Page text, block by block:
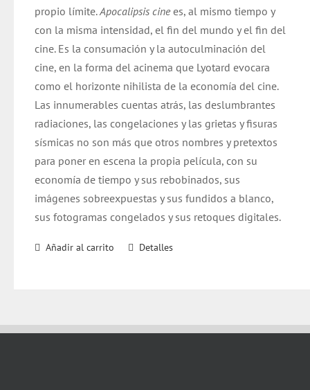
propio límite.Apocalipsis cinees, al mismo tiempo y
con la misma intensidad, el fin del mundo y el fin del
cine. Es la consumación y la autoculminación del
cine, en la forma del acinema que Lyotard evocara
como el horizonte nihilista de la economía del cine.
Las innumerables cuentas atrás, las deslumbrantes
radiaciones, las congelaciones y las grietas y fisuras
sísmicas no son más que otros nombres y pretextos
para poner en escena la propia película, con su
economía de tiempo y sus rebobinados, sus
imágenes sobreexpuestas y sus fundidos a blanco,
sus fotogramas congelados y sus retoques digitales.
Añadir al carrito Detalles